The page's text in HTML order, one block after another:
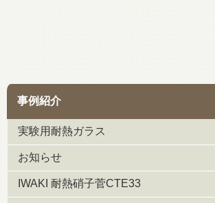
事例紹介
実験用耐熱ガラス
お知らせ
IWAKI 耐熱硝子菅CTE33